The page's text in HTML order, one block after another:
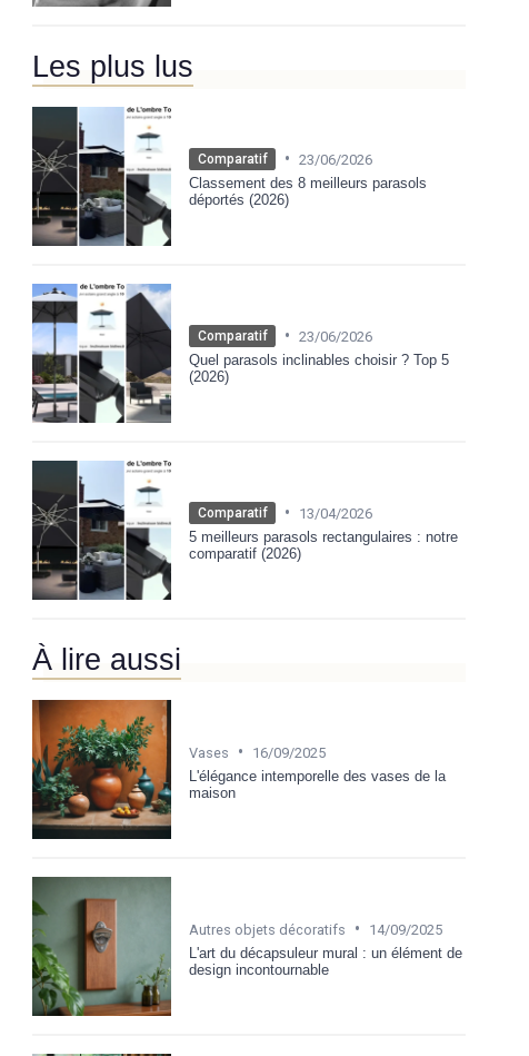
Les plus lus
Comparatif • 23/06/2026
Classement des 8 meilleurs parasols
déportés (2026)
Comparatif • 23/06/2026
Quel parasols inclinables choisir ? Top 5
(2026)
Comparatif •
13/04/2026
5 meilleurs parasols rectangulaires : notre
comparatif (2026)
À lire aussi
Vases •
16/09/2025
L'élégance intemporelle des vases de la
maison
Autres objets décoratifs •
14/09/2025
L'art du décapsuleur mural : un élément de
design incontournable